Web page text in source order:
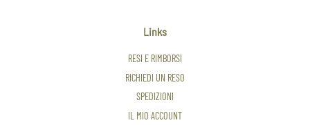
Links
RESI E RIMBORSI
RICHIEDI UN RESO
SPEDIZIONI
IL MIO ACCOUNT